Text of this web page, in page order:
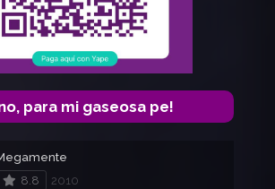
para mi gaseosa pe!
8.8
2010